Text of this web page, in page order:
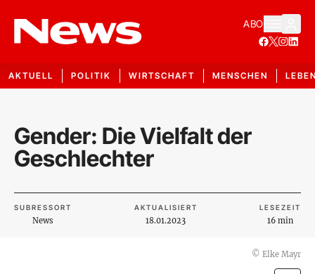
ABO
AKTUELL POLITIK WIRTSCHAFT MENSCHEN
Gender: Die Vielfalt der
Geschlechter
SUBRESSORT
News
AKTUALISIERT
18.01.2023
LESEZEIT
16 min
© Elke Mayr